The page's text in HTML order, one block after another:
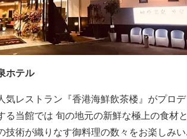
ホテル
気レストラン『香港海鮮飲茶楼』がプロデ
る当館では 旬の地元の新鮮な極上の食材と
技術が織りなす御料理の数々をお楽しみい